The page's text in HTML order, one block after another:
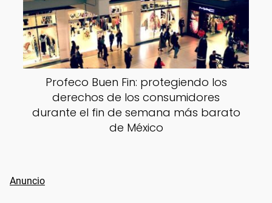
Profeco Buen Fin: protegiendo los
derechos de los consumidores
durante el fin de semana más barato
de México